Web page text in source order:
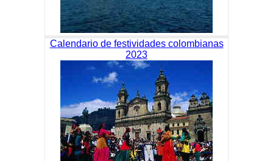
Calendario de festividades colombianas
2023